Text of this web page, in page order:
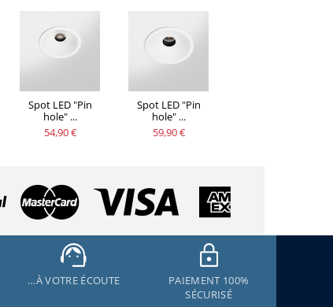
Spot LED "Pin
hole" ...
54,90 €
Spot LED "Pin
hole" ...
59,90 €
…À VOTRE ÉCOUTE
PAIEMENT 100%
SÉCURISÉ